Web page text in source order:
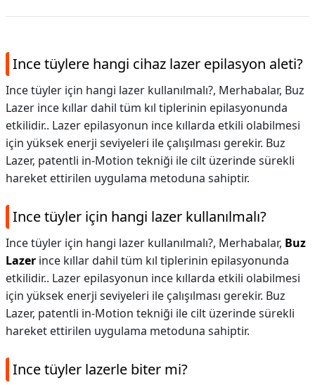
Ince tüylere hangi cihaz lazer epilasyon aleti?
Ince tüyler için hangi lazer kullanılmalı?, Merhabalar, Buz
Lazer ince kıllar dahil tüm kıl tiplerinin epilasyonunda
etkilidir.. Lazer epilasyonun ince kıllarda etkili olabilmesi
için yüksek enerji seviyeleri ile çalışılması gerekir. Buz
Lazer, patentli in-Motion tekniği ile cilt üzerinde sürekli
hareket ettirilen uygulama metoduna sahiptir.
Ince tüyler için hangi lazer kullanılmalı?
Ince tüyler için hangi lazer kullanılmalı?, Merhabalar, Buz
Lazer ince kıllar dahil tüm kıl tiplerinin epilasyonunda
etkilidir.. Lazer epilasyonun ince kıllarda etkili olabilmesi
için yüksek enerji seviyeleri ile çalışılması gerekir. Buz
Lazer, patentli in-Motion tekniği ile cilt üzerinde sürekli
hareket ettirilen uygulama metoduna sahiptir.
Ince tüyler lazerle biter mi?